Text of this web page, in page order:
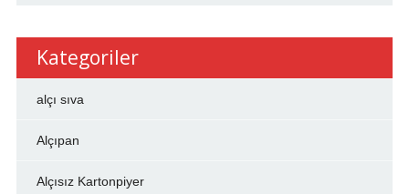
Kategoriler
alçı sıva
Alçıpan
Alçısız Kartonpiyer